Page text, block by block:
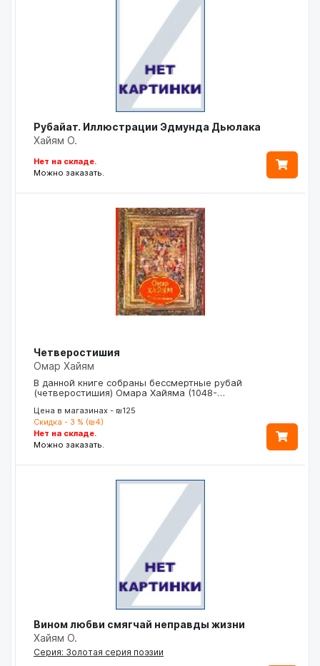
Рубайат. Иллюстрации Эдмунда Дьюлака
Хайям О.
Нет на складе.
Можно заказать.
Четверостишия
Омар Хайям
В данной книге собраны бессмертные рубай
(четверостишия) Омара Хайяма (1048-…
Цена в магазинах - ₪125
Скидка - 3 % (₪4)
Нет на складе.
Можно заказать.
Вином любви смягчай неправды жизни
Хайям О.
Серия: Золотая серия поэзии